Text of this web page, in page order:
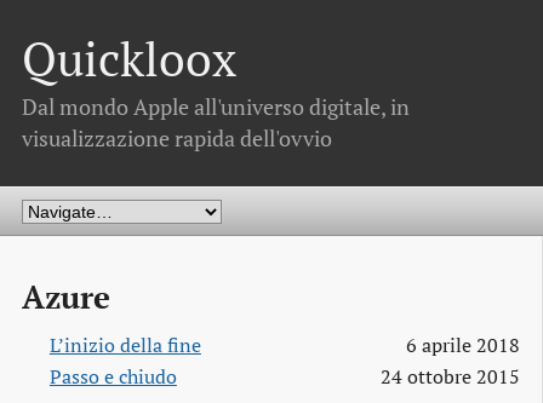
Quickloox
Dal mondo Apple all'universo digitale, in
visualizzazione rapida dell'ovvio
Azure
L’inizio della fine
6 aprile 2018
Passo e chiudo
24 ottobre 2015